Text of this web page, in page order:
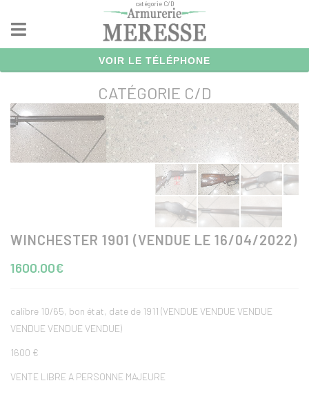
catégorie C/D
VOIR LE TÉLÉPHONE
CATÉGORIE C/D
WINCHESTER 1901 (VENDUE LE 16/04/2022)
calibre 10/65, bon état, date de 1911 (VENDUE VENDUE VENDUE
VENDUE VENDUE VENDUE)
1600 €
Panneau de gestion des cookies